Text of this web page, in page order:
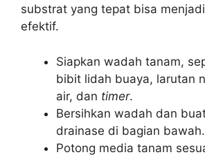
substrat yang tepat bisa
efektif.
Siapkan wadah tanam,
bibit lidah buaya, larutan
air, dan timer.
Bersihkan wadah dan
drainase di bagian bawah.
Potong media tanam